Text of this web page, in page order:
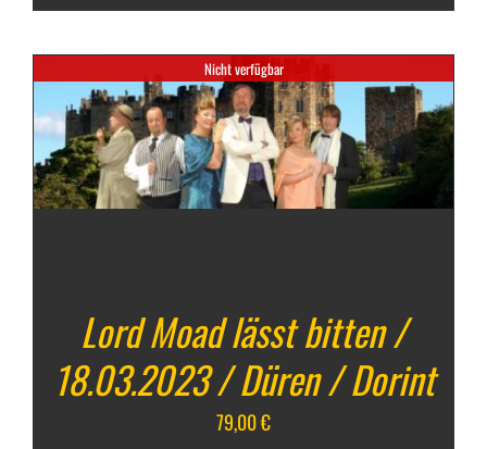
Nicht verfügbar
Lord Moad lässt bitten /
18.03.2023 / Düren / Dorint
79,00€